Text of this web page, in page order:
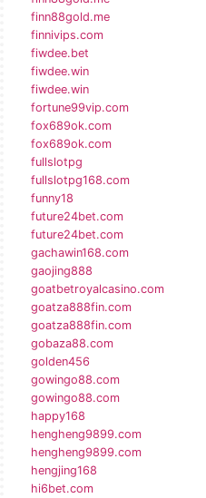
finn88gold.me
finnivips.com
fiwdee.bet
fiwdee.win
fiwdee.win
fortune99vip.com
fox689ok.com
fox689ok.com
fullslotpg
fullslotpg168.com
funny18
future24bet.com
future24bet.com
gachawin168.com
gaojing888
goatbetroyalcasino.com
goatza888fin.com
goatza888fin.com
gobaza88.com
golden456
gowingo88.com
gowingo88.com
happy168
hengheng9899.com
hengheng9899.com
hengjing168
hi6bet.com